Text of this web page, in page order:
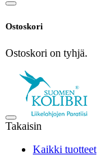
Ostoskori
Ostoskori on tyhjä.
Takaisin
Kaikki tuotteet